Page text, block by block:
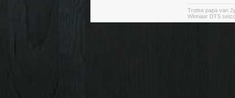
Trotse papa van
Winnaar DTS